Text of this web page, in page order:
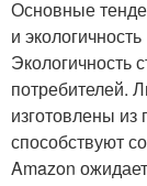
Основные
и экологичность
Экологичность
потребителей.
изготовлены
способствуют
Amazon